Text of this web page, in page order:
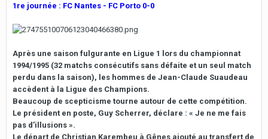
1re journée : FC Nantes - FC Porto 0-0
Après une saison fulgurante en Ligue 1 lors du championnat
1994/1995 (32 matchs consécutifs sans défaite et un seul match
perdu dans la saison), les hommes de Jean-Claude Suaudeau
accèdent à la Ligue des Champions.
Beaucoup de scepticisme tourne autour de cette compétition.
Le président en poste, Guy Scherrer, déclare : « Je ne me fais
pas d’illusions ».
Le départ de Christian Karembeu à Gênes ajouté au transfert de